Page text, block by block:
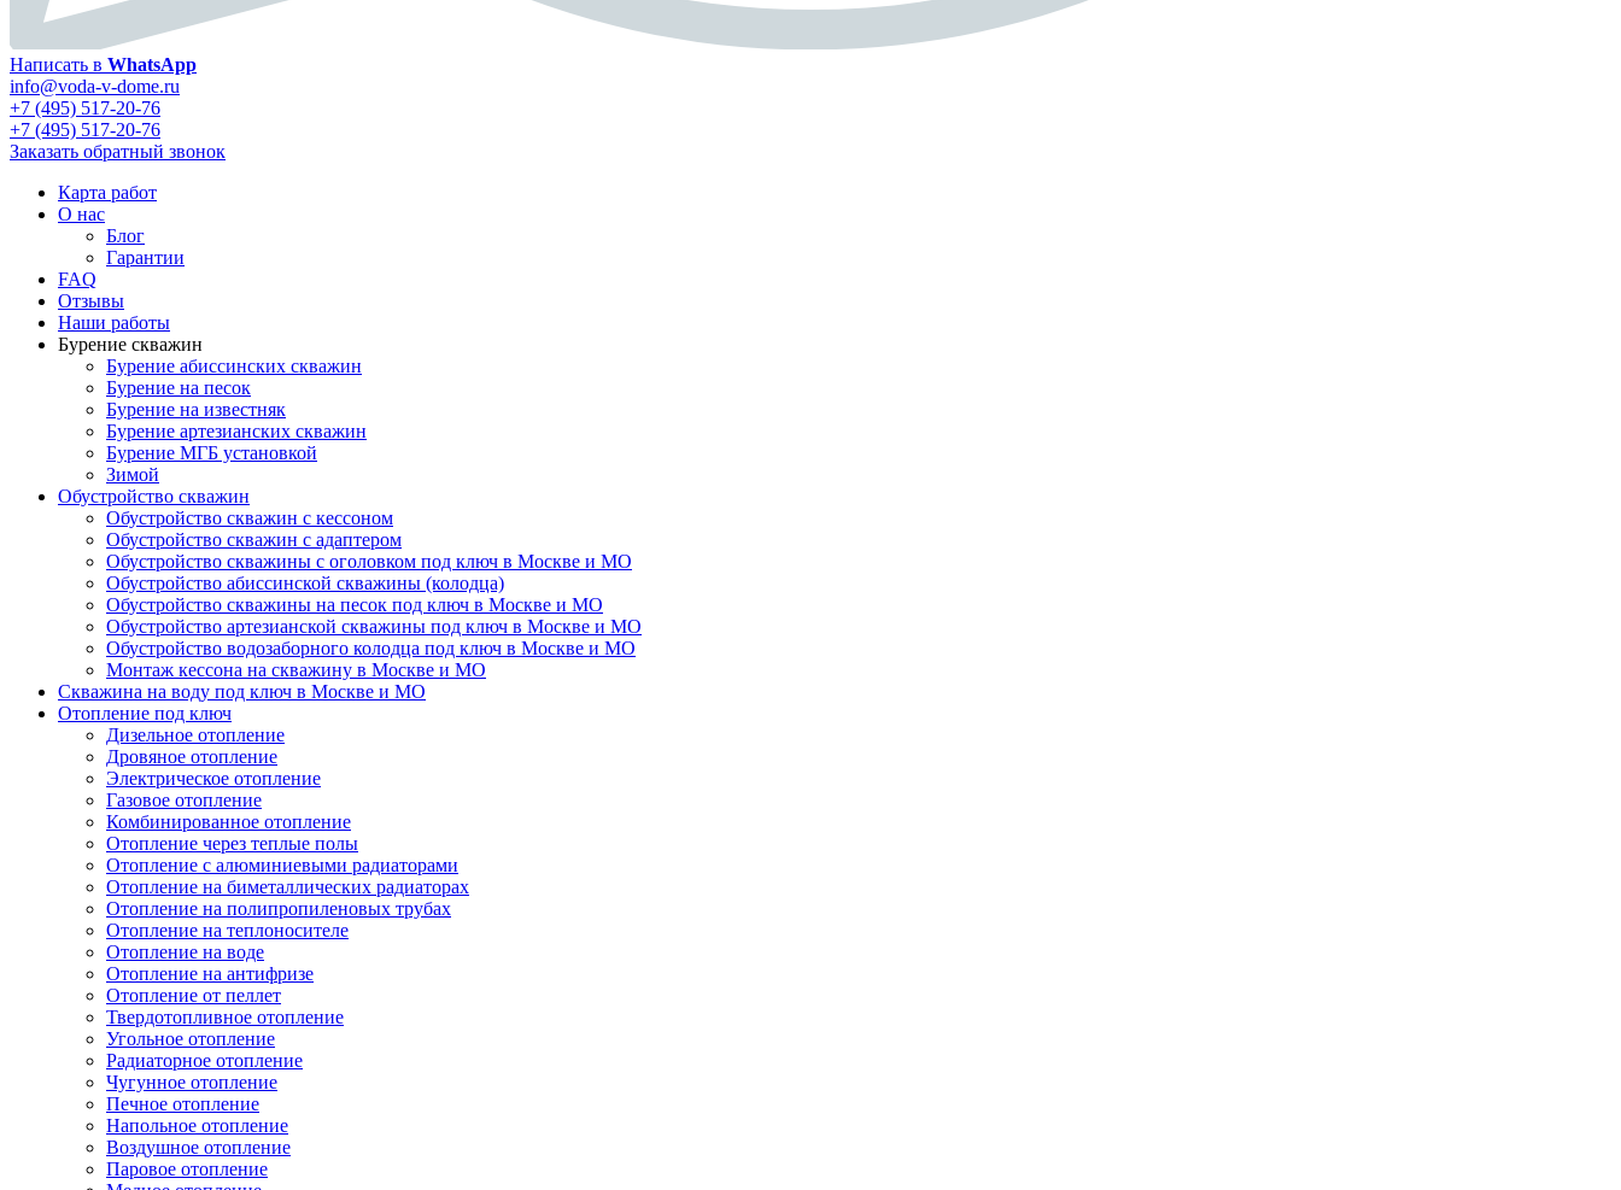
Написать в WhatsApp
info@voda-v-dome.ru
+7 (495) 517-20-76
+7 (495) 517-20-76
Заказать обратный звонок
Карта работ
О нас
Блог
Гарантии
FAQ
Отзывы
Наши работы
Бурение скважин
Бурение абиссинских скважин
Бурение на песок
Бурение на известняк
Бурение артезианских скважин
Бурение МГБ установкой
Зимой
Обустройство скважин
Обустройство скважин с кессоном
Обустройство скважин с адаптером
Обустройство скважины с оголовком под ключ в Москве и МО
Обустройство абиссинской скважины (колодца)
Обустройство скважины на песок под ключ в Москве и МО
Обустройство артезианской скважины под ключ в Москве и МО
Обустройство водозаборного колодца под ключ в Москве и МО
Монтаж кессона на скважину в Москве и МО
Скважина на воду под ключ в Москве и МО
Отопление под ключ
Дизельное отопление
Дровяное отопление
Электрическое отопление
Газовое отопление
Комбинированное отопление
Отопление через теплые полы
Отопление с алюминиевыми радиаторами
Отопление на биметаллических радиаторах
Отопление на полипропиленовых трубах
Отопление на теплоносителе
Отопление на воде
Отопление на антифризе
Отопление от пеллет
Твердотопливное отопление
Угольное отопление
Радиаторное отопление
Чугунное отопление
Печное отопление
Напольное отопление
Воздушное отопление
Паровое отопление